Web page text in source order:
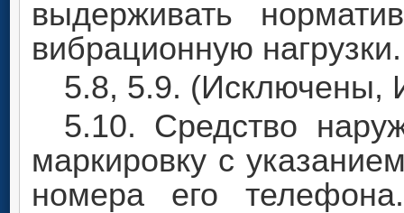
выдерживать
вибрационную нагрузки.
5.8, 5.9. (Исключены,
5.10. Средство
маркировку с
номера его